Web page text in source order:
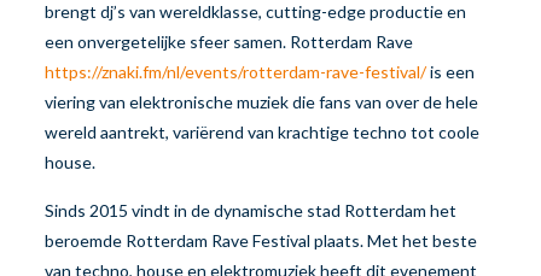
brengt dj’s van wereldklasse, cutting-edge productie en
een onvergetelijke sfeer samen. Rotterdam Rave
https://znaki.fm/nl/events/rotterdam-rave-festival/is een
viering van elektronische muziek die fans van over de hele
wereld aantrekt, variërend van krachtige techno tot coole
house.
Sinds 2015 vindt in de dynamische stad Rotterdam het
beroemde Rotterdam Rave Festival plaats. Met het beste
van techno, house en elektromuziek heeft dit evenement